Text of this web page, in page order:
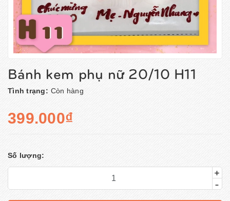
Bánh kem phụ nữ 20/10 H11
Tình trạng: Còn hàng
399.000₫
Số lượng:
+
-